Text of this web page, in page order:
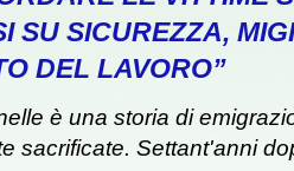
SU SICUREZZA,
DEL LAVORO”
è una storia di
sacrificate. Settant'anni